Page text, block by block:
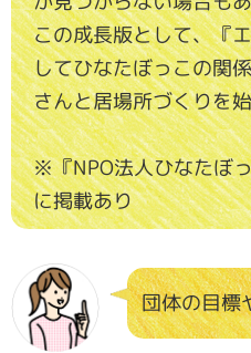
この成長版として、『
してひなたぼっこの関
さんと居場所づくりを
※『NPO法人ひなたぼ
に掲載あり
団体の目標